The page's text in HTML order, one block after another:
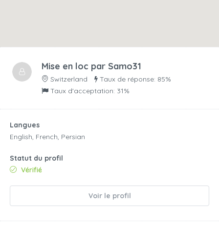
Mise en loc par Samo31
Switzerland
Taux de réponse: 85%
Taux d'acceptation: 31%
Langues
English, French, Persian
Statut du profil
Vérifié
Voir le profil